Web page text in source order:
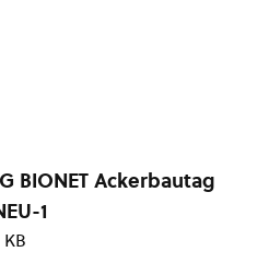
BIONET Ackerbautag
1